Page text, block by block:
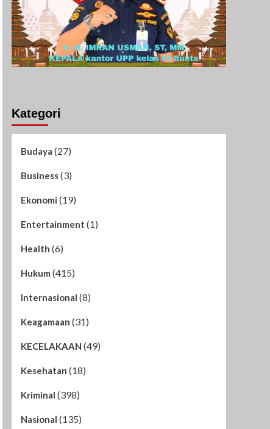
Kategori
Budaya (27)
Business(3)
Ekonomi (19)
Entertainment (1)
Health (6)
Hukum (415)
Internasional (8)
Keagamaan (31)
KECELAKAAN (49)
Kesehatan (18)
Kriminal (398)
Nasional (135)